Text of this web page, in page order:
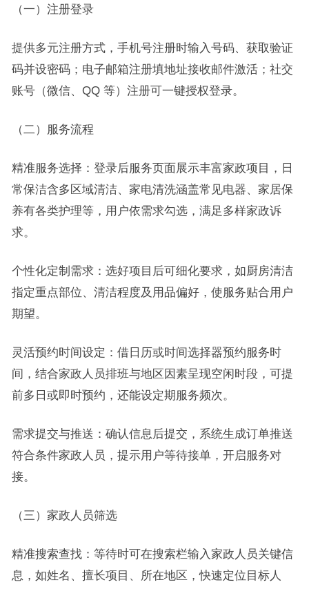
（一）注册登录
提供多元注册方式，手机号注册时输入号码、获取验证
码并设密码；电子邮箱注册填地址接收邮件激活；社交
账号（微信、QQ 等）注册可一键授权登录。
（二）服务流程
精准服务选择：登录后服务页面展示丰富家政项目，日
常保洁含多区域清洁、家电清洗涵盖常见电器、家居保
养有各类护理等，用户依需求勾选，满足多样家政诉
求。
个性化定制需求：选好项目后可细化要求，如厨房清洁
指定重点部位、清洁程度及用品偏好，使服务贴合用户
期望。
灵活预约时间设定：借日历或时间选择器预约服务时
间，结合家政人员排班与地区因素呈现空闲时段，可提
前多日或即时预约，还能设定期服务频次。
需求提交与推送：确认信息后提交，系统生成订单推送
符合条件家政人员，提示用户等待接单，开启服务对
接。
（三）家政人员筛选
精准搜索查找：等待时可在搜索栏输入家政人员关键信
息，如姓名、擅长项目、所在地区，快速定位目标人